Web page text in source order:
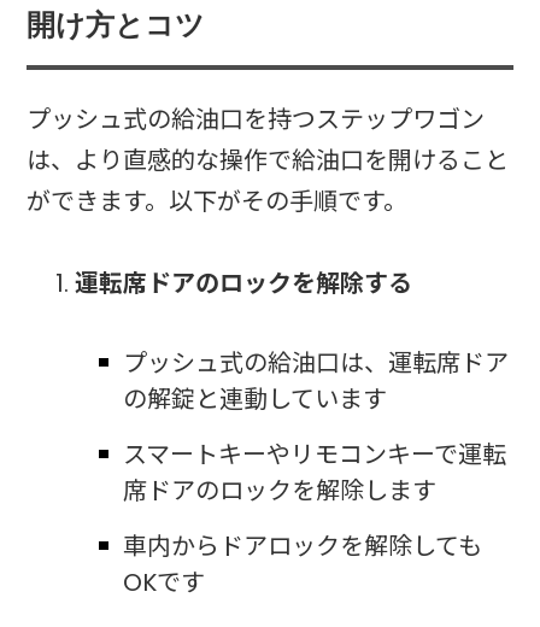
開け方とコツ
プッシュ式の給油口を持つステップワゴン
は、より直感的な操作で給油口を開けること
ができます。以下がその手順です。
運転席ドアのロックを解除する
プッシュ式の給油口は、運転席ドア
の解錠と連動しています
スマートキーやリモコンキーで運転
席ドアのロックを解除します
車内からドアロックを解除しても
OKです